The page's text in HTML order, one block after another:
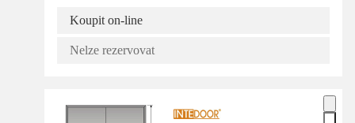
Koupit on-line
Nelze rezervovat